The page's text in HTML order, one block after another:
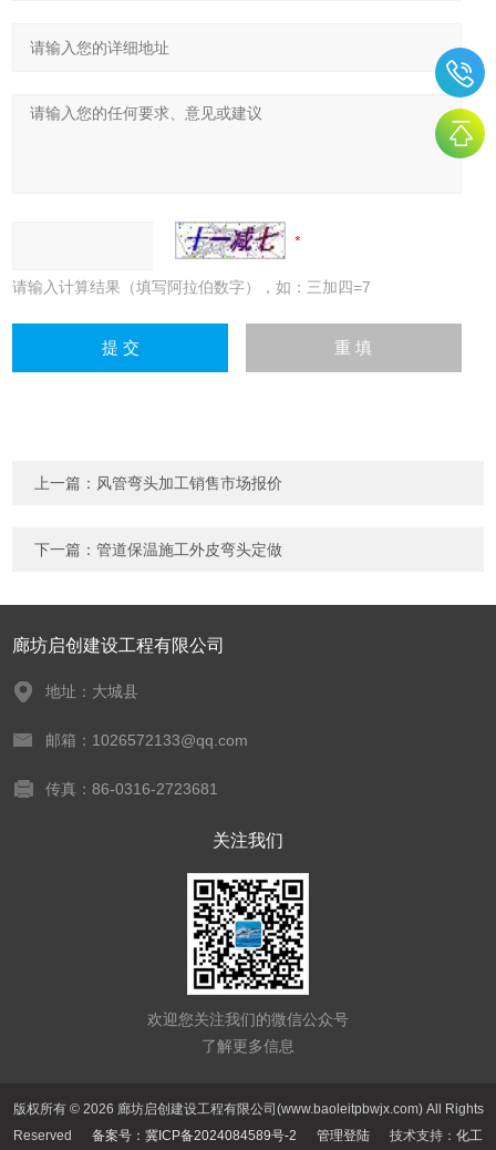
请输入计算结果（填写阿拉伯数字），如：三加四=7
上一篇： 风管弯头加工销售市场报价
下一篇：管道保温施工外皮弯头定做
廊坊启创建设工程有限公司
地址：大城县
邮箱：1026572133@qq.com
传真：86-0316-2723681
关注我们
欢迎您关注我们的微信公众号
了解更多信息
版权所有 © 2026 廊坊启创建设工程有限公司(www.baoleitpbwjx.com) All Rights
Reserved 备案号：冀ICP备2024084589号-2 管理登陆 技术支持： 化工